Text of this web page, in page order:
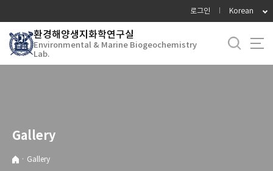
로
메
로그인 Korean
환경해양생지화학연구실
Environmental & Marine Biogeochemistry
Lab.
Gallery
· Gallery